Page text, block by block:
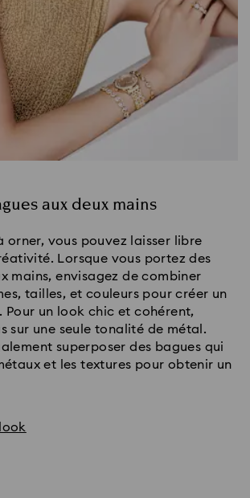
aux deux mains
orner, vous pouvez laisser libre
Lorsque vous portez des
mains, envisagez de combiner
tailles, et couleurs pour créer un
Pour un look chic et cohérent,
sur une seule tonalité de métal.
superposer des bagues qui
et les textures pour obtenir un